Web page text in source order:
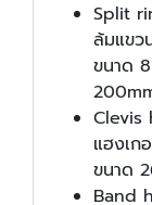
Split
ล้มแขว
ขนาด
Clevis
แฮงเก
ขนาด
Band